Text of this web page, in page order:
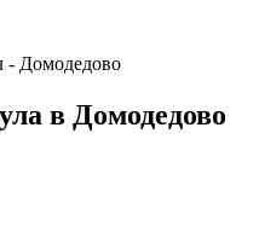
- Домодедово
в Домодедово